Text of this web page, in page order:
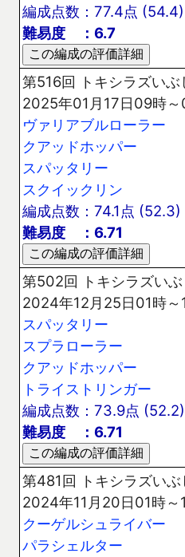
編成点数：77.4点 (54.4)
難易度 ：6.7
第516回 トキシラズいぶ
2025年01月17日09時～
ヴァリアブルローラー
クアッドホッパー
スパッタリー
スクイックリン
編成点数：74.1点 (52.3)
難易度 ：6.71
第502回 トキシラズい
2024年12月25日01時～
スパッタリー
スプラローラー
クアッドホッパー
トライストリンガー
編成点数：73.9点 (52.2)
難易度 ：6.71
第481回 トキシラズいぶ
2024年11月20日01時～
クーゲルシュライバー
パラシェルター